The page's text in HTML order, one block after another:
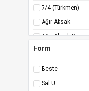
Suzinak
7/4 (Türkmen)
Ağır Aksak
Ağır Aksak Semaı
Ağır Aksak-Aksak
Ağır Aksak-Cur.
Ağır Aksak-T.Aks.
Form
Beste
Sal.Ü.